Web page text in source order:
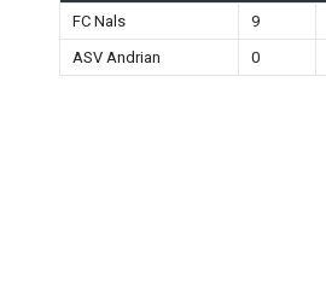
FC Nals 9
ASV Andrian
0